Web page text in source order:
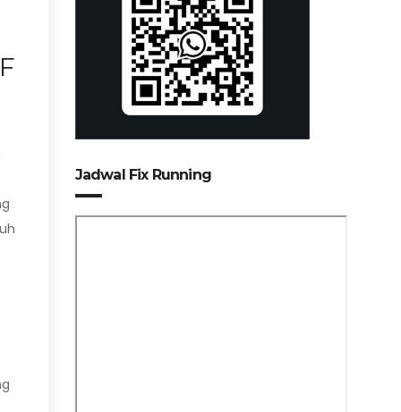
Jadwal Fix Running